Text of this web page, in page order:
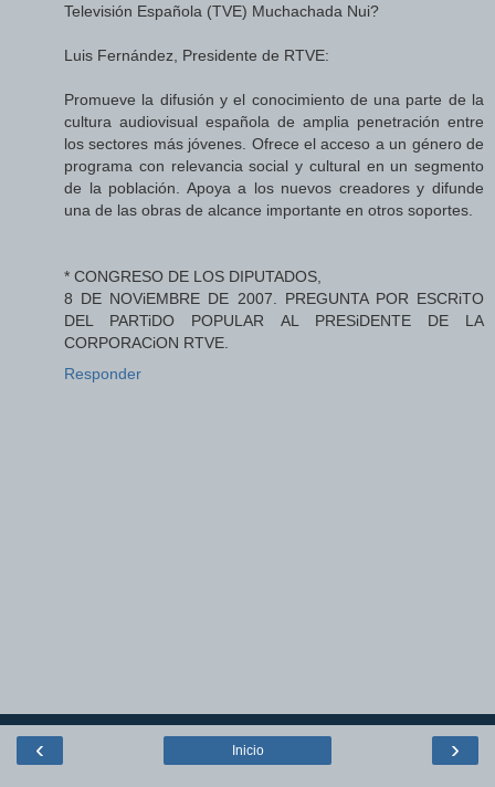
Televisión Española (TVE) Muchachada Nui?
Luis Fernández, Presidente de RTVE:
Promueve la difusión y el conocimiento de una parte de la
cultura audiovisual española de amplia penetración entre
los sectores más jóvenes. Ofrece el acceso a un género de
programa con relevancia social y cultural en un segmento
de la población. Apoya a los nuevos creadores y difunde
una de las obras de alcance importante en otros soportes.
* CONGRESO DE LOS DIPUTADOS,
8 DE NOViEMBRE DE 2007. PREGUNTA POR ESCRiTO
DEL PARTiDO POPULAR AL PRESiDENTE DE LA
CORPORACiON RTVE.
Responder
‹ ›
Inicio